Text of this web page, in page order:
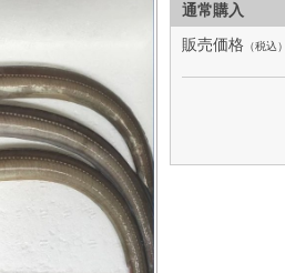
通常購入
販売価格 （税込）